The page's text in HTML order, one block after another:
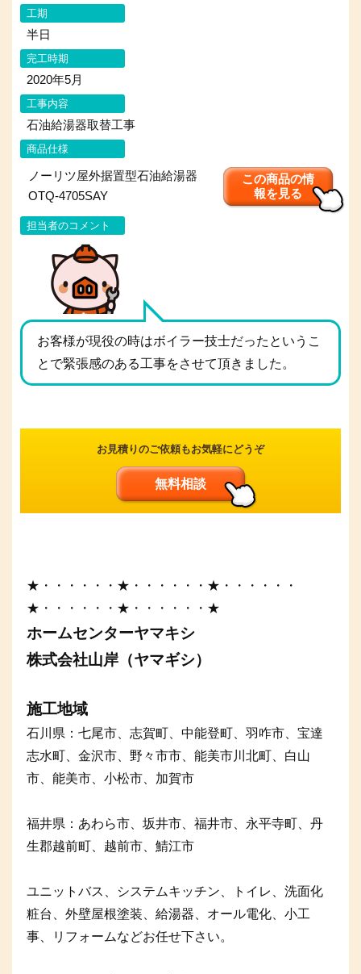
工期
半日
完工時期
2020年5月
工事内容
石油給湯器取替工事
商品仕様
ノーリツ屋外据置型石油給湯器
OTQ-4705SAY
この商品の情
報を見る
担当者のコメント
お客様が現役の時はボイラー技士だったというこ
とで緊張感のある工事をさせて頂きました。
お見積りのご依頼もお気軽にどうぞ
無料相談
★・・・・・・★・・・・・・★・・・・・・
★・・・・・・★・・・・・・★
ホームセンターヤマキシ
株式会社山岸（ヤマギシ）
施工地域
石川県：七尾市、志賀町、中能登町、羽咋市、宝達
志水町、金沢市、野々市市、能美市川北町、白山
市、能美市、小松市、加賀市
福井県：あわら市、坂井市、福井市、永平寺町、丹
生郡越前町、越前市、鯖江市
ユニットバス、システムキッチン、トイレ、洗面化
粧台、外壁屋根塗装、給湯器、オール電化、小工
事、リフォームなどお任せ下さい。